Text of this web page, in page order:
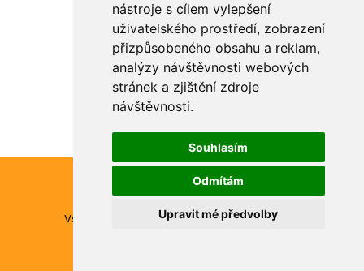
nástroje s cílem vylepšení
uživatelského prostředí, zobrazení
přizpůsobeného obsahu a reklam,
analýzy návštěvnosti webových
stránek a zjištění zdroje
návštěvnosti.
Souhlasím
Odmítám
Upravit mé předvolby
Všechna práva vyhrazena © Blue Events s.r.o.